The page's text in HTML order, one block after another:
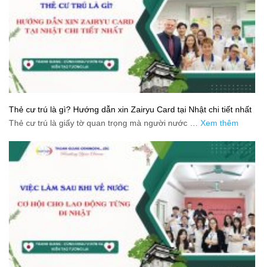
Thẻ cư trú là gì? Hướng dẫn xin Zairyu Card tại Nhật chi tiết nhất
Thẻ cư trú là giấy tờ quan trọng mà người nước … Xem thêm